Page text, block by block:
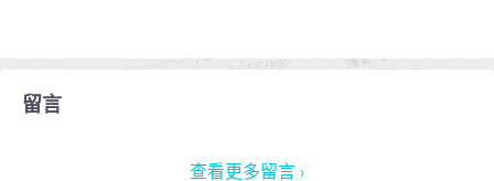
留言
查看更多留言 ›